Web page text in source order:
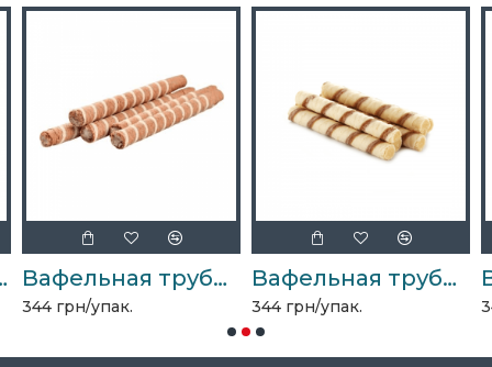
Стефания Вафельная трубочка "Хрумка" Галиция лесной орех 1,8кг
344 грн/упак.
Вафельная трубочка "Хрумка" Галиция сгущенное молоко 1,8кг
344 грн/упак.